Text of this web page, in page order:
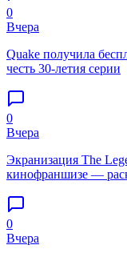
0
Вчера
Quake получила
честь 30-летия серии
0
Вчера
Экранизация The
кинофраншизе —
0
Вчера